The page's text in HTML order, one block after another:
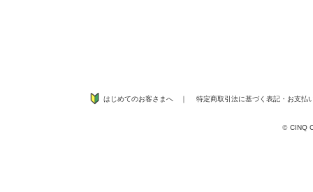
はじめてのお客さまへ ｜ 特定商取引法に基づく表記 ・ お支払
© CINQ